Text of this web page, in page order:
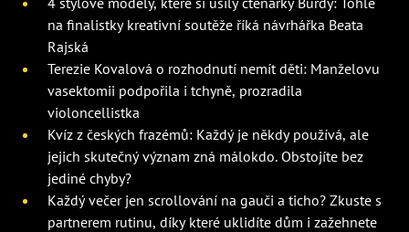
na finalistky kreativní soutěže říká návrhářka Beata
Rajská
Terezie Kovalová o rozhodnutí nemít děti: Manželovu
vasektomii podpořila i tchyně, prozradila
violoncellistka
Kvíz z českých frazémů: Každý je někdy používá, ale
jejich skutečný význam zná málokdo. Obstojíte bez
jediné chyby?
Každý večer jen scrollování na gauči a ticho? Zkuste s
partnerem rutinu, díky které uklidíte dům i zažehnete